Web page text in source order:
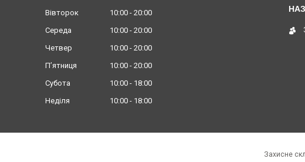
Вівторок
10:00
20:00
Середа
10:00
20:00
Четвер
10:00
20:00
Пʼятниця
10:00
20:00
Субота
10:00
18:00
Неділя
10:00 18:00